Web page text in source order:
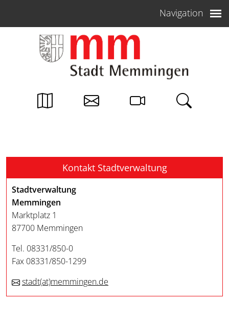
Navigation
Kontakt Stadtverwaltung
Stadtverwaltung
Memmingen
Marktplatz 1
87700 Memmingen
Tel. 08331/850-0
Fax 08331/850-1299
stadt(at)memmingen.de